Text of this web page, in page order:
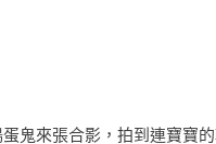
鬼來張合影，拍到連寶寶